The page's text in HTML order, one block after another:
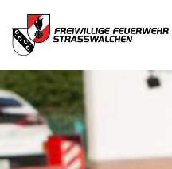
Zum
Inhalt
springen